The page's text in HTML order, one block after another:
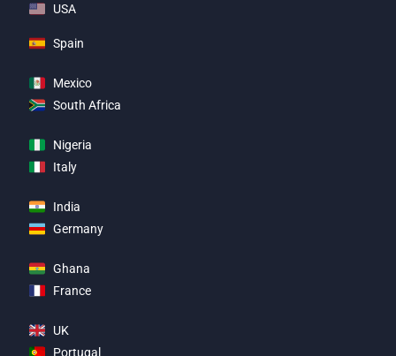
USA
Spain
Mexico
South Africa
Nigeria
Italy
India
Germany
Ghana
France
UK
Portugal